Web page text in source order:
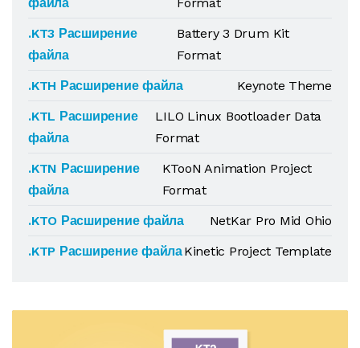
.KT3 Расширение
файла
Battery 3 Drum Kit
Format
.KTH Расширение файла
Keynote Theme
.KTL Расширение
файла
LILO Linux Bootloader Data
Format
.KTN Расширение
файла
KTooN Animation Project
Format
.KTO Расширение файла
NetKar Pro Mid Ohio
.KTP Расширение файлаKinetic Project Template